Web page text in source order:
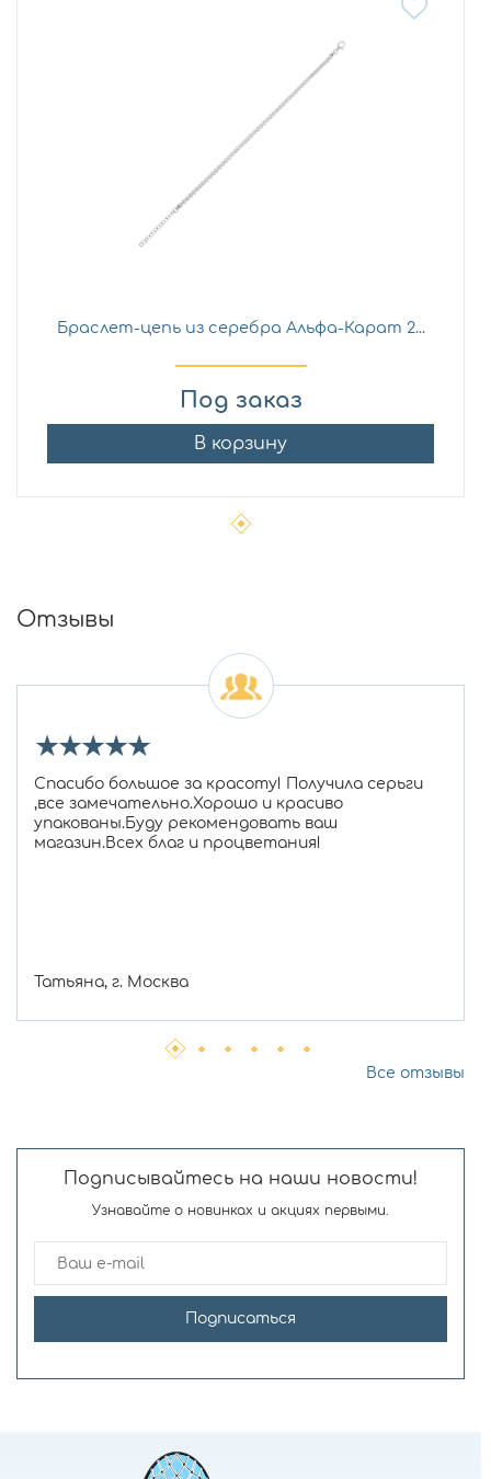
Браслет-цепь из серебра Альфа-Карат 2...
Под заказ
В корзину
Отзывы
★★★★★
Спасибо большое за красоту! Получила серьги
,все замечательно.Хорошо и красиво
упакованы.Буду рекомендовать ваш
магазин.Всех благ и процветания!
Татьяна, г. Москва
Все отзывы
Подписывайтесь на наши новости!
Узнавайте о новинках и акциях первыми.
Подписаться